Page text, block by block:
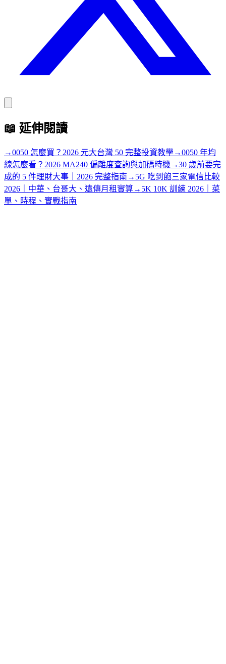
📖 延伸閱讀
→0050 怎麼買？2026 元大台灣 50 完整投資教學→0050 年均
線怎麼看？2026 MA240 偏離度查詢與加碼時機→30 歲前要完
成的 5 件理財大事｜2026 完整指南 → 5G 吃到飽三家電信比較
2026｜中華、台哥大、遠傳月租實算→ 5K 10K 訓練 2026｜菜
單、時程、實戰指南